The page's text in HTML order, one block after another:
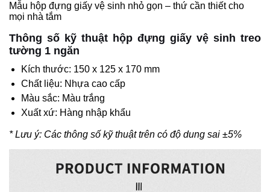
Mẫu hộp đựng giấy vệ sinh nhỏ gọn – thứ cần thiết cho
mọi nhà tắm
Thông số kỹ thuật hộp đựng giấy vệ sinh treo
tường 1 ngăn
Kích thước: 150 x 125 x 170 mm
Chất liệu: Nhựa cao cấp
Màu sắc: Màu trắng
Xuất xứ: Hàng nhập khẩu
* Lưu ý: Các thông số kỹ thuật trên có độ dung sai ±5%